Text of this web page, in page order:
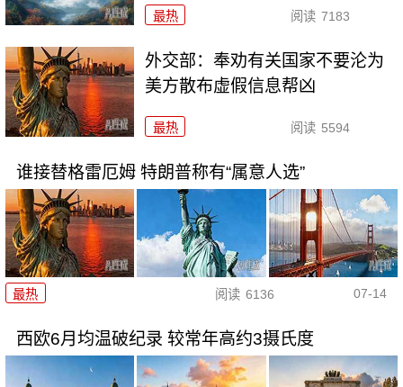
最热 阅读 7183
外交部：奉劝有关国家不要沦为
美方散布虚假信息帮凶
最热 阅读 5594
谁接替格雷厄姆 特朗普称有“属意人选”
最热 阅读 6136 07-14
西欧6月均温破纪录 较常年高约3摄氏度